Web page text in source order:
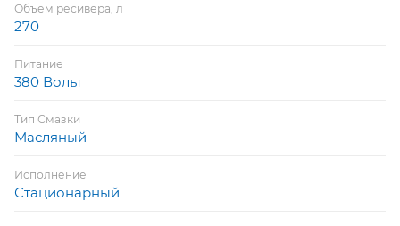
Объем ресивера, л
270
Питание
380 Вольт
Тип Смазки
Масляный
Исполнение
Стационарный